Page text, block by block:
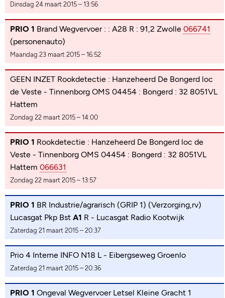
Dinsdag 24 maart 2015 – 13:56
PRIO 1 Brand Wegvervoer : : A28 R : 91,2 Zwolle 066741
(personenauto)
Maandag 23 maart 2015 – 16:52
GEEN INZET Rookdetectie : Hanzeheerd De Bongerd loc
de Veste - Tinnenborg OMS 04454 : Bongerd : 32 8051VL
Hattem
Zondag 22 maart 2015 – 14:00
PRIO 1 Rookdetectie : Hanzeheerd De Bongerd loc de
Veste - Tinnenborg OMS 04454 : Bongerd : 32 8051VL
Hattem 066631
Zondag 22 maart 2015 – 13:57
PRIO 1 BR Industrie/agrarisch (GRIP 1) (Verzorging,rv)
Lucasgat Pkp Bst A1 R - Lucasgat Radio Kootwijk
Zaterdag 21 maart 2015 – 20:37
Prio 4 Interne INFO N18 L - Eibergseweg Groenlo
Zaterdag 21 maart 2015 – 20:36
PRIO 1 Ongeval Wegvervoer Letsel Kleine Gracht 1